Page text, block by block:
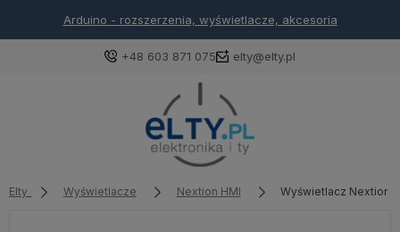
Arduino - rozszerzenia, wyświetlacze, akcesoria
+48 603 871 075 elty@elty.pl
Elty Wyświetlacze Nextion HMI Wyświetlacz Nextion